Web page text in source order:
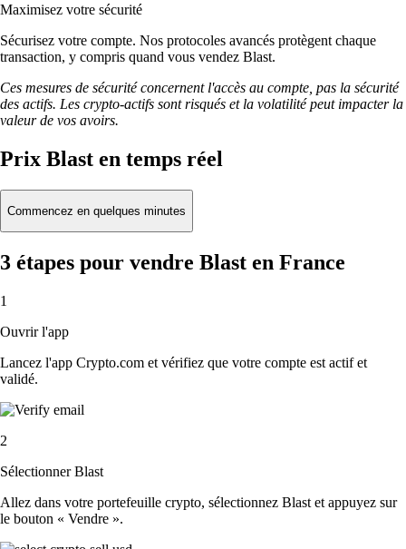
Maximisez votre sécurité
Sécurisez votre compte. Nos protocoles avancés protègent chaque
transaction, y compris quand vous vendez Blast.
Ces mesures de sécurité concernent l'accès au compte, pas la sécurité
des actifs. Les crypto-actifs sont risqués et la volatilité peut impacter la
valeur de vos avoirs.
Prix Blast en temps réel
Commencez en quelques minutes
3 étapes pour vendre Blast en France
1
Ouvrir l'app
Lancez l'app Crypto.com et vérifiez que votre compte est actif et
validé.
2
Sélectionner Blast
Allez dans votre portefeuille crypto, sélectionnez Blast et appuyez sur
le bouton « Vendre ».